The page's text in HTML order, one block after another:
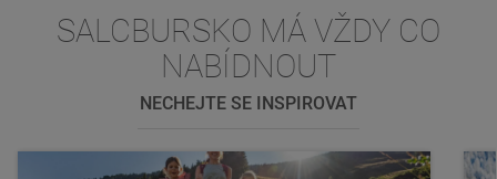
SALCBURSKO MÁ VŽDY CO
NABÍDNOUT
NECHEJTE SE INSPIROVAT